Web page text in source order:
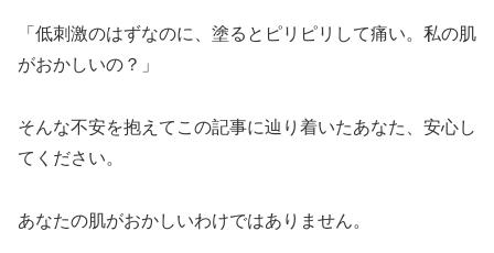
「低刺激のはずなのに、塗るとピリピリして痛い。私の肌
がおかしいの？」
そんな不安を抱えてこの記事に辿り着いたあなた、安心し
てください。
あなたの肌がおかしいわけではありません。